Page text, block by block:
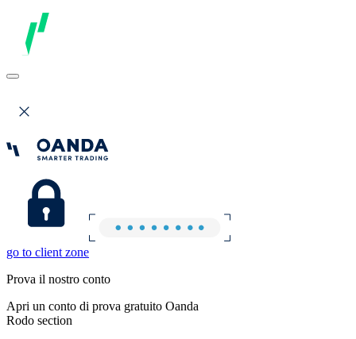
go to client zone
Prova il nostro conto
Apri un conto di prova gratuito Oanda
Rodo section